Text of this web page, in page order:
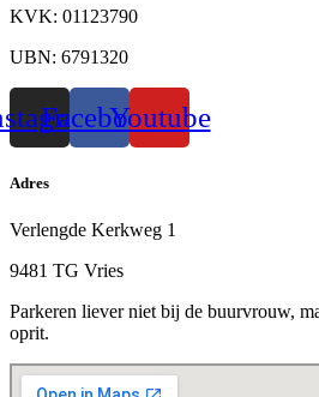
KVK: 01123790
UBN: 6791320
FacebookYoutube
Adres
Verlengde Kerkweg 1
9481 TG Vries
Parkeren liever niet bij de buurvrouw,
oprit.